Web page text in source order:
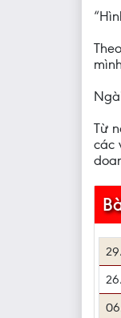
Từ
các